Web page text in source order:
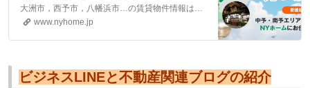
ク】(株)NYホーム 松山市・大洲市
の賃貸・不動産
大洲市，西予市，八幡浜市…の賃貸物件情報は、こちらに掲載しております。株式会社NYホームが自信を持ってご紹介する物件ばかりとなっております。お客様のニーズにそった物件が見つかりましたら、弊社までお気軽にお問い合わせください。
www.nyhome.jp
ビジネスLINEと不動産関連ブログの紹介